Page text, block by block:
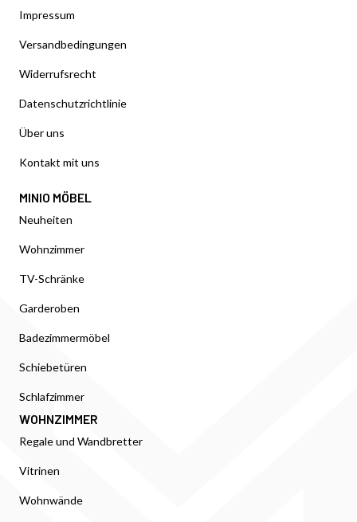
Impressum
Versandbedingungen
Widerrufsrecht
Datenschutzrichtlinie
Über uns
Kontakt mit uns
MINIO MÖBEL
Neuheiten
Wohnzimmer
TV-Schränke
Garderoben
Badezimmermöbel
Schiebetüren
Schlafzimmer
WOHNZIMMER
Regale und Wandbretter
Vitrinen
Wohnwände